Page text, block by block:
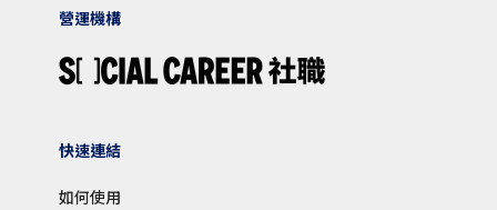
營運機構
快速連結
如何使用